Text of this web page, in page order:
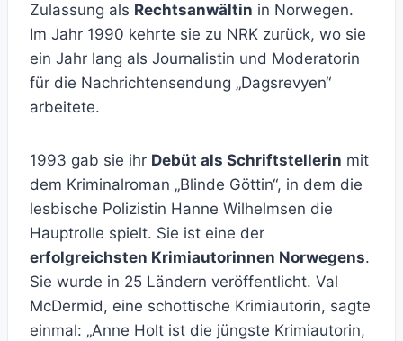
Zulassung als Rechtsanwältin in Norwegen.
Im Jahr 1990 kehrte sie zu NRK zurück, wo sie
ein Jahr lang als Journalistin und Moderatorin
für die Nachrichtensendung „Dagsrevyen“
arbeitete.
1993 gab sie ihr Debüt als Schriftstellerin mit
dem Kriminalroman „Blinde Göttin“, in dem die
lesbische Polizistin Hanne Wilhelmsen die
Hauptrolle spielt. Sie ist eine der
erfolgreichsten Krimiautorinnen Norwegens.
Sie wurde in 25 Ländern veröffentlicht. Val
McDermid, eine schottische Krimiautorin, sagte
einmal: „Anne Holt ist die jüngste Krimiautorin,